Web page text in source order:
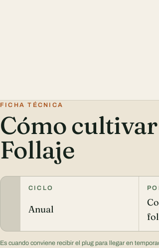
FICHA TÉCNICA
Cómo cultivar
Follaje
CICLO
Anual
Es cuando conviene recibir el plug para llegar en